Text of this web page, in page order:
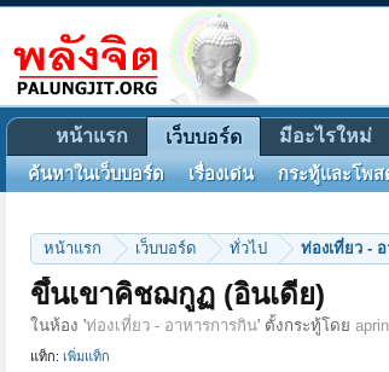
หน้าแรก เว็บบอร์ด ทั่วไป ท่องเที่ยว -
ขึ้นเขาคิชฌกูฏ (อินเดีย)
ในห้อง 'ท่องเที่ยว - อาหารการกิน' ตั้งกระทู้โดย aprin
แท็ก: เพิ่มแท็ก
หน้าแรก เว็บบอร์ด
ค้นหาในเว็บบอร์ด เรื่องเด่น กระทู้และโพ
มีอะไรใหม่